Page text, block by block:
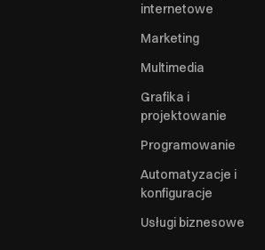
internetowe
Marketing
Multimedia
Grafika i
projektowanie
Programowanie
Automatyzacje i
konfiguracje
Usługi biznesowe